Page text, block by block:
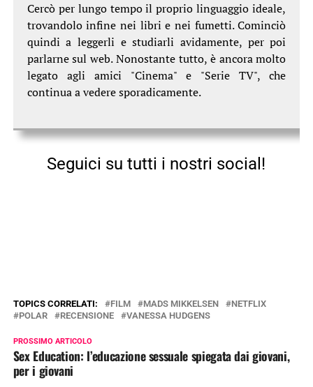
Cercò per lungo tempo il proprio linguaggio ideale,
trovandolo infine nei libri e nei fumetti. Cominciò
quindi a leggerli e studiarli avidamente, per poi
parlarne sul web. Nonostante tutto, è ancora molto
legato agli amici "Cinema" e "Serie TV", che
continua a vedere sporadicamente.
Seguici su tutti i nostri social!
TOPICS CORRELATI: FILM MADS MIKKELSEN
NETFLIX
POLAR
RECENSIONE VANESSA HUDGENS
PROSSIMO ARTICOLO
Sex Education: l’educazione sessuale spiegata dai giovani,
per i giovani